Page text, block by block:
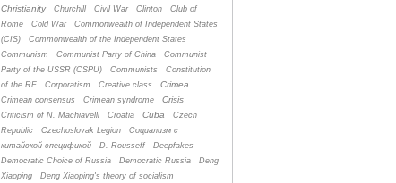
Christianity Churchill Civil War Clinton
Club of
Rome
Cold War
Commonwealth of Independent States
(CIS)
Commonwealth of the Independent States
Communism
Communist Party of China
Communist
Party of the USSR (CSPU)
Communists
Constitution
of the RF
Corporatism Creative class Crimea
Crimean consensus Crimean syndrome Crisis
Criticism of N. Machiavelli Croatia Cuba
Czech
Republic
Czechoslovak Legion
Cоциализм с
китайской спецификой
D. Rousseff
Deepfakes
Democratic Choice of Russia
Democratic Russia
Deng
Xiaoping
Deng Xiaoping's theory of socialism